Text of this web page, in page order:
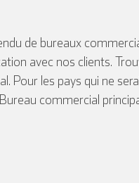
de bureaux
avec nos clients.
Pour les pays qui ne
commercial